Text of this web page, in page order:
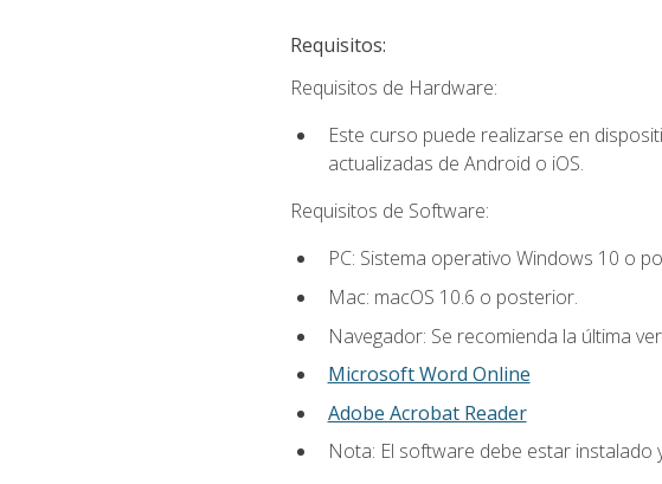
Requisitos:
Requisitos de Hardware:
Este curso puede realizarse en
actualizadas de Android o iOS.
Requisitos de Software:
PC: Sistema operativo Windows 10 o
Mac: macOS 10.6 o posterior.
Navegador: Se recomienda la última
Microsoft Word Online
Adobe Acrobat Reader
Nota: El software debe estar